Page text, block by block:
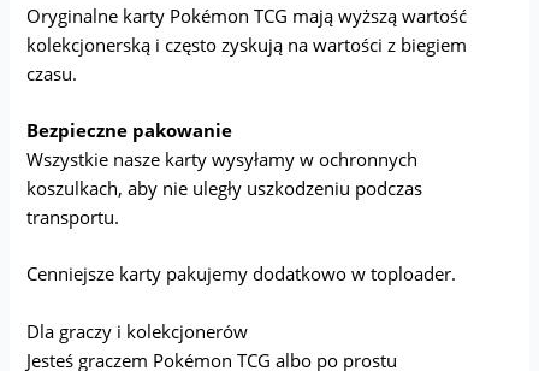
Oryginalne karty Pokémon TCG mają wyższą wartość
kolekcjonerską i często zyskują na wartości z biegiem
czasu.
Bezpieczne pakowanie
Wszystkie nasze karty wysyłamy w ochronnych
koszulkach, aby nie uległy uszkodzeniu podczas
transportu.
Cenniejsze karty pakujemy dodatkowo w toploader.
Dla graczy i kolekcjonerów
Jesteś graczem Pokémon TCG albo po prostu